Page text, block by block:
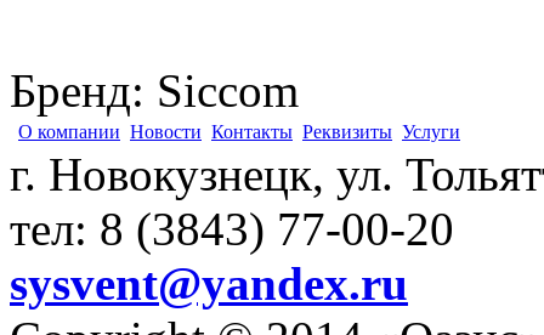
Бренд: Siccom
О компании Новости Контакты Реквизиты Услуги
г. Новокузнецк, ул.
тел: 8 (3843) 77-00-20
sysvent@yandex.ru